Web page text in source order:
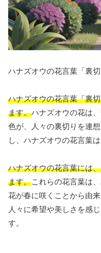
ハナズオウの花言葉「裏
ハナズオウの花言葉「裏
ます。ハナズオウの花は
色が、人々の裏切りを連
し、ハナズオウの花言葉
ハナズオウの花言葉には
ます。これらの花言葉は
花が春に咲くことから由
人々に希望や美しさを感
す。